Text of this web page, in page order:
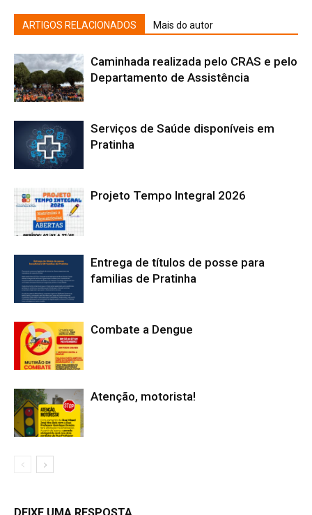
ARTIGOS RELACIONADOS Mais do autor
Caminhada realizada pelo CRAS e pelo
Departamento de Assistência
Serviços de Saúde disponíveis em
Pratinha
Projeto Tempo Integral 2026
Entrega de títulos de posse para
familias de Pratinha
Combate a Dengue
Atenção, motorista!